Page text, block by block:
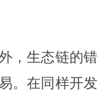
，生态链的错
。在同样开发